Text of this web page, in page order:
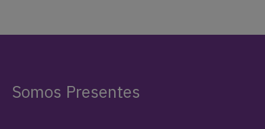
Somos Presentes